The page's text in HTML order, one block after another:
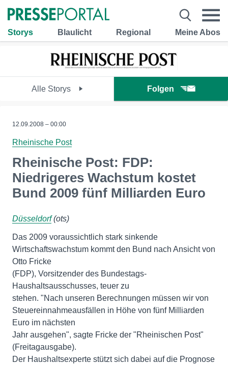
Storys Blaulicht Regional Meine Abos
Alle Storys Folgen
12.09.2008 – 00:00
Rheinische Post
Rheinische Post: FDP:
Niedrigeres Wachstum kostet
Bund 2009 fünf Milliarden Euro
Düsseldorf(ots)
Das 2009 voraussichtlich stark sinkende
Wirtschaftswachstum kommt den Bund nach Ansicht von
Otto Fricke
(FDP), Vorsitzender des Bundestags-
Haushaltsausschusses, teuer zu
stehen. "Nach unseren Berechnungen müssen wir von
Steuereinnahmeausfällen in Höhe von fünf Milliarden
Euro im nächsten
Jahr ausgehen", sagte Fricke der "Rheinischen Post"
(Freitagausgabe).
Der Haushaltsexperte stützt sich dabei auf die Prognose